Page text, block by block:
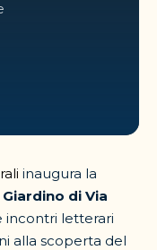
inaugura la
Giardino di Via
incontri letterari
alla scoperta del